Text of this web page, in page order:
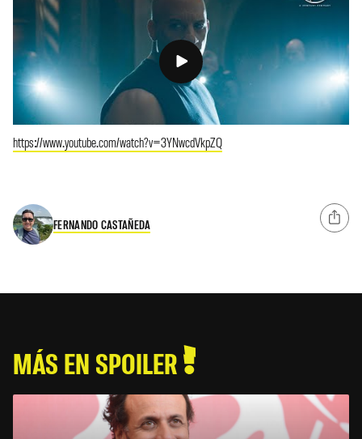
https://www.youtube.com/watch?v=3YNwcdVkpZQ
FERNANDO CASTAÑEDA
MÁS EN SPOILER